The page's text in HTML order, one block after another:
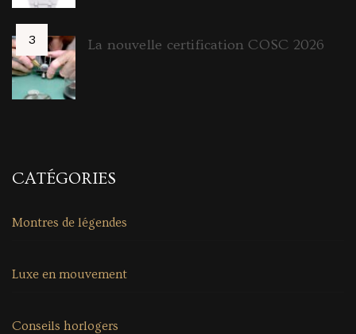
La nouvelle certification COSC 2026
CATÉGORIES
Montres de légendes
Luxe en mouvement
Conseils horlogers